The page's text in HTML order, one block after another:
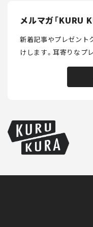
メルマガ「KURU
新着記事やプレゼント
けします。耳寄りなプ